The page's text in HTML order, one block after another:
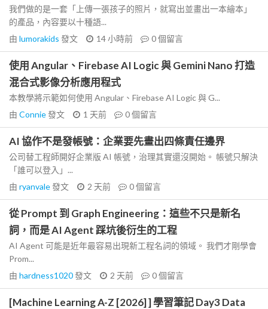
我們做的是一套「上傳一張孩子的照片，就寫出並畫出一本繪本」
的產品，內容要以十種語...
由 lumorakids 發文 14 小時前 0個留言
使用 Angular、Firebase AI Logic 與 Gemini Nano 打造
混合式影像分析應用程式
本教學將示範如何使用 Angular、Firebase AI Logic 與 G...
由 Connie發文 1 天前 0個留言
AI 協作不是發帳號：企業要先畫出四條責任邊界
公司替工程師開好企業版 AI 帳號，治理其實還沒開始。 帳號只解決
「誰可以登入」...
由 ryanvale發文 2 天前 0個留言
從 Prompt 到 Graph Engineering：這些不只是新名
詞，而是 AI Agent 踩坑後衍生的工程
AI Agent 可能是近年最容易出現新工程名詞的領域。 我們才剛學會
Prom...
由 hardness1020發文 2 天前 0個留言
[Machine Learning A-Z [2026] ] 學習筆記 Day3 Data